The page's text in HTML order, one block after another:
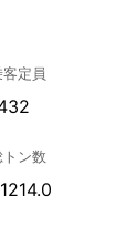
定員
トン数